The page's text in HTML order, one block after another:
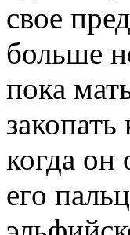
свое
больше
пока
когда он
его